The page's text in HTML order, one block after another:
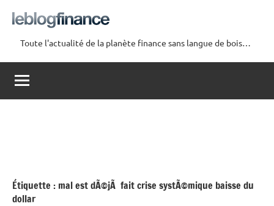
contenu
Le
Blog
Finance
Toute l'actualité de la planète finance sans langue de bois…
Étiquette : mal est dÃ©jÃ fait crise systÃ©mique baisse du
dollar